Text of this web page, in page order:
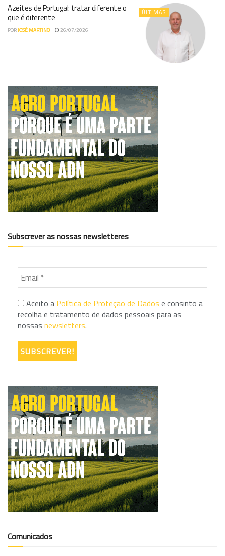
ÚLTIMAS
Azeites de Portugal: tratar diferente o
que é diferente
PORJOSÉ MARTINO 26/07/2026
Subscrever as nossas newsletteres
Aceito a Política de Proteção de Dados e consinto a
recolha e tratamento de dados pessoais para as
nossas newsletters.
Comunicados